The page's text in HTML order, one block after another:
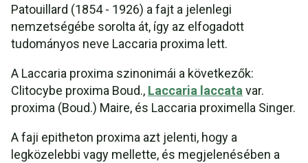
Patouillard (1854 - 1926) a fajt a jelenlegi
nemzetségébe sorolta át, így az elfogadott
tudományos neve Laccaria proxima lett.
A Laccaria proxima szinonimái a következők:
Clitocybe proxima Boud., Laccaria laccata var.
proxima (Boud.) Maire, és Laccaria proximella Singer.
A faji epitheton proxima azt jelenti, hogy a
legközelebbi vagy mellette, és megjelenésében a